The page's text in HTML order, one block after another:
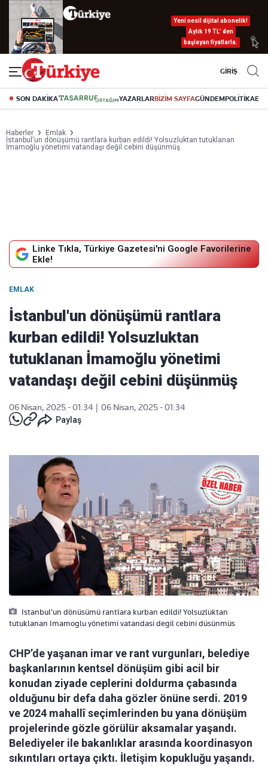
Yeni nesil dijital abonelik!
Aylık 19 TL’ den
başlayan fiyatlarla.
GİRİŞ
SON DAKİKA YAZARLARBİZİM SAYFAGÜNDEMPOLİTİKA
Haberler
Emlak
İstanbul'un dönüşümü rantlara kurban edildi! Yolsuzluktan tutuklanan
İmamoğlu yönetimi vatandaşı değil cebini düşünmüş
Linke Tıkla, Türkiye Gazetesi'ni Google Favorilerine
Ekle!
EMLAK
İstanbul'un dönüşümü rantlara
kurban edildi! Yolsuzluktan
tutuklanan İmamoğlu yönetimi
vatandaşı değil cebini düşünmüş
06 Nisan, 2025 - 01:34
06 Nisan, 2025 - 01:34
Paylaş
Istanbul'un dönüsümü rantlara kurban edildi! Yolsuzluktan
tutuklanan Imamoglu yönetimi vatandasi degil cebini düsünmüs
CHP’de yaşanan imar ve rant vurgunları, belediye
başkanlarının kentsel dönüşüm gibi acil bir
konudan ziyade ceplerini doldurma çabasında
olduğunu bir defa daha gözler önüne serdi. 2019
ve 2024 mahallî seçimlerinden bu yana dönüşüm
projelerinde gözle görülür aksamalar yaşandı.
Belediyeler ile bakanlıklar arasında koordinasyon
sıkıntıları ortaya çıktı. İletişim kopukluğu yaşandı.